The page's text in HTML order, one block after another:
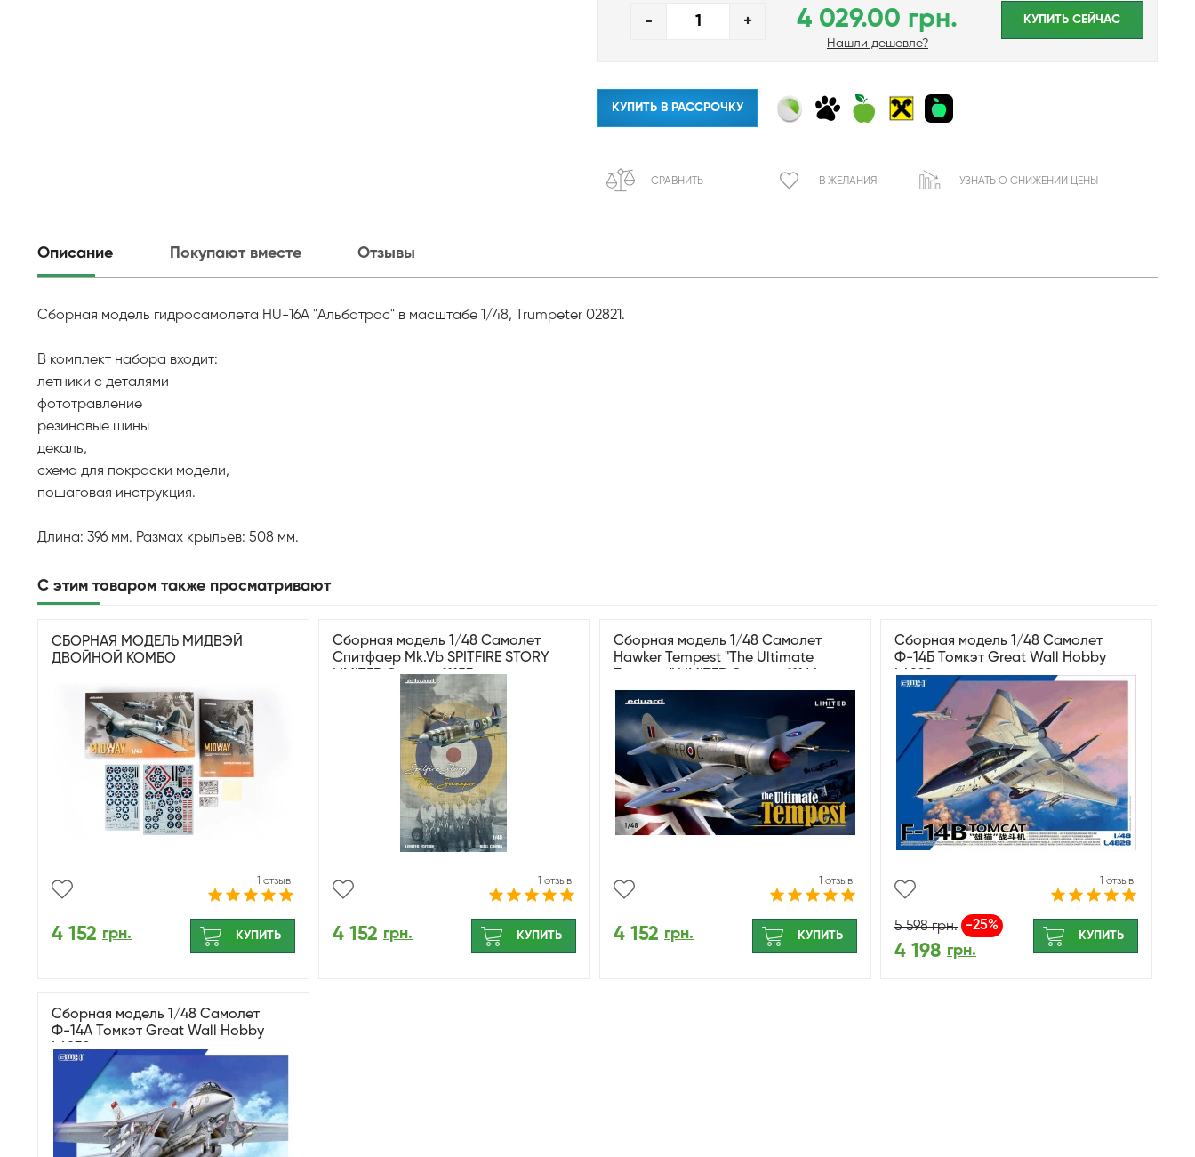
- + 4 029.00 грн.
Нашли дешевле?
КУПИТЬ CЕЙЧАС
КУПИТЬ В РАССРОЧКУ
СРАВНИТЬ В ЖЕЛАНИЯ УЗНАТЬ О СНИЖЕНИИ ЦЕНЫ
Описание Покупают вместе Отзывы
Сборная модель гидросамолета HU-16A "Альбатрос" в масштабе 1/48, Trumpeter 02821.
В комплект набора входит:
летники с деталями
фототравление
резиновые шины
декаль,
схема для покраски модели,
пошаговая инструкция.
Длина: 396 мм. Размах крыльев: 508 мм.
С этим товаром также просматривают
СБОРНАЯ МОДЕЛЬ МИДВЭЙ
ДВОЙНОЙ КОМБО
1 отзыв
4 152 грн. КУПИТЬ
Сборная модель 1/48 Самолет
Cпитфаер Mk.Vb SPITFIRE STORY
LIMITED Эдуард 11153
1 отзыв
4 152 грн. КУПИТЬ
Сборная модель 1/48 Самолет
Hawker Tempest "The Ultimate
1 отзыв
4 152 грн. КУПИТЬ
Сборная модель 1/48 Самолет
Ф-14Б Томкэт Great Wall Hobby
L4828
1 отзыв
5 598грн. -25%
4 198 грн.
КУПИТЬ
Сборная модель 1/48 Самолет
Ф-14A Томкэт Great Wall Hobby
L4832